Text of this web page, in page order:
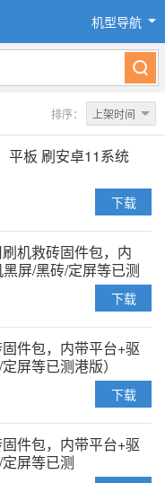
机型导航
排序： 上架时间
平板 刷安卓11系统
下载
机救砖固件包，内
屏/黑砖/定屏等已测
下载
件包，内带平台+驱
屏等已测港版）
下载
件包，内带平台+驱
屏等已测